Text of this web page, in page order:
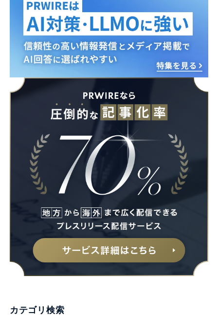
カテゴリ検索